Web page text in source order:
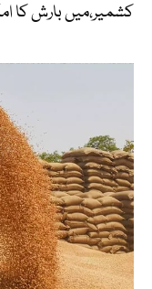
کشمیر،میں بارش کا